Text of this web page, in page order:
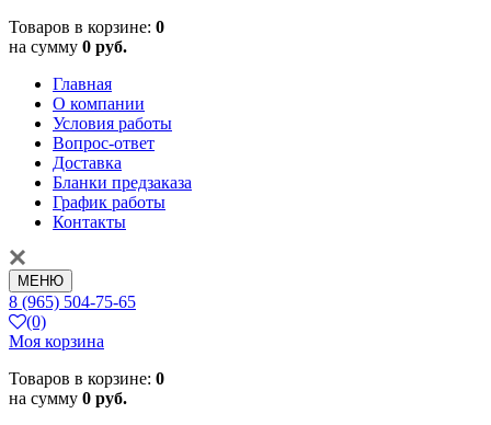
Товаров в корзине: 0
на сумму 0 руб.
Главная
О компании
Условия работы
Вопрос-ответ
Доставка
Бланки предзаказа
График работы
Контакты
МЕНЮ
8 (965) 504-75-65
(0)
Моя корзина
Товаров в корзине: 0
на сумму 0 руб.